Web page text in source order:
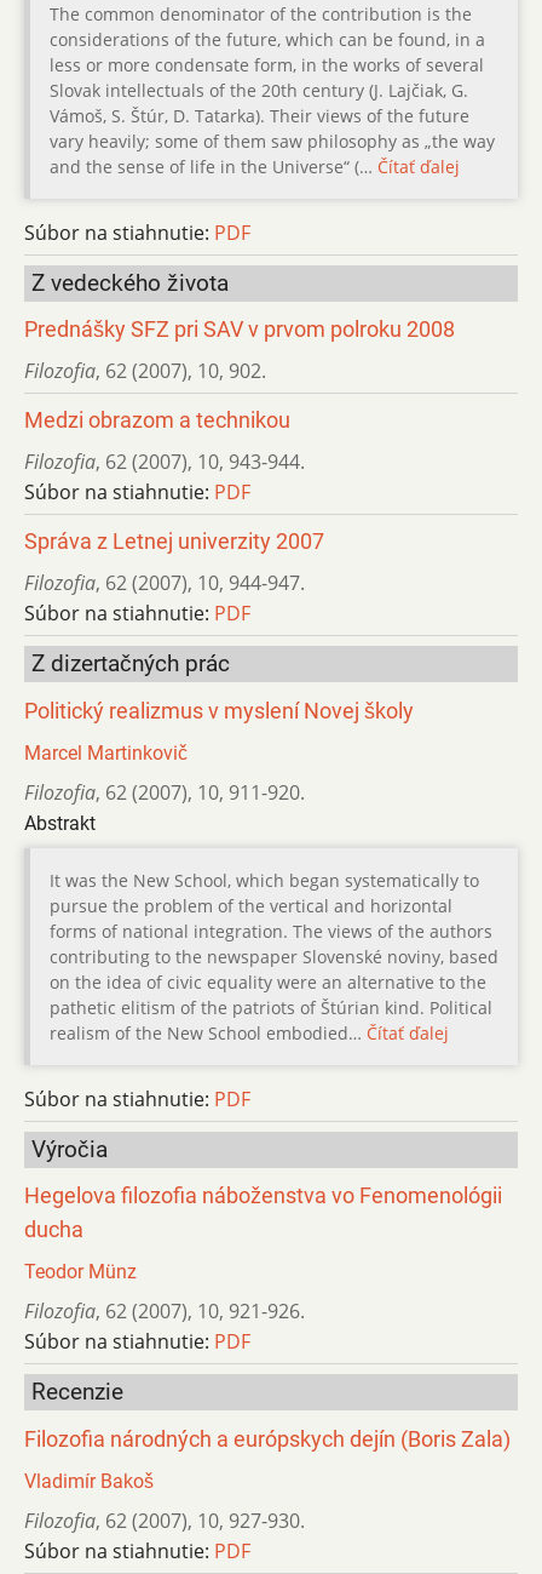
The common denominator of the contribution is the
considerations of the future, which can be found, in a
less or more condensate form, in the works of several
Slovak intellectuals of the 20th century (J. Lajčiak, G.
Vámoš, S. Štúr, D. Tatarka). Their views of the future
vary heavily; some of them saw philosophy as „the way
and the sense of life in the Universe“ (… Čítať ďalej
Súbor na stiahnutie: PDF
Z vedeckého života
Prednášky SFZ pri SAV v prvom polroku 2008
Filozofia, 62 (2007), 10, 902.
Medzi obrazom a technikou
Filozofia, 62 (2007), 10, 943-944.
Súbor na stiahnutie: PDF
Správa z Letnej univerzity 2007
Filozofia, 62 (2007), 10, 944-947.
Súbor na stiahnutie: PDF
Z dizertačných prác
Politický realizmus v myslení Novej školy
Marcel Martinkovič
Filozofia, 62 (2007), 10, 911-920.
Abstrakt
It was the New School, which began systematically to
pursue the problem of the vertical and horizontal
forms of national integration. The views of the authors
contributing to the newspaper Slovenské noviny, based
on the idea of civic equality were an alternative to the
pathetic elitism of the patriots of Štúrian kind. Political
realism of the New School embodied… Čítať ďalej
Súbor na stiahnutie: PDF
Výročia
Hegelova filozofia náboženstva vo Fenomenológii
ducha
Teodor Münz
Filozofia, 62 (2007), 10, 921-926.
Súbor na stiahnutie: PDF
Recenzie
Filozofia národných a európskych dejín (Boris Zala)
Vladimír Bakoš
Filozofia, 62 (2007), 10, 927-930.
Súbor na stiahnutie: PDF